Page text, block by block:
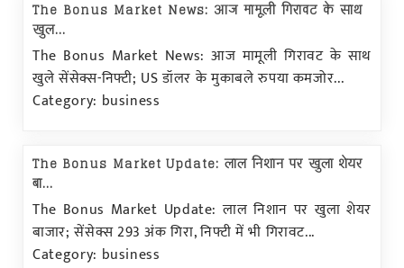
The Bonus Market News: आज मामूली गिरावट के साथ
खुल...
The Bonus Market News: आज मामूली गिरावट के साथ
खुले सेंसेक्स-निफ्टी; US डॉलर के मुकाबले रुपया कमजोर...
Category: business
The Bonus Market Update: लाल निशान पर खुला शेयर
बा...
The Bonus Market Update: लाल निशान पर खुला शेयर
बाजार; सेंसेक्स 293 अंक गिरा, निफ्टी में भी गिरावट...
Category: business